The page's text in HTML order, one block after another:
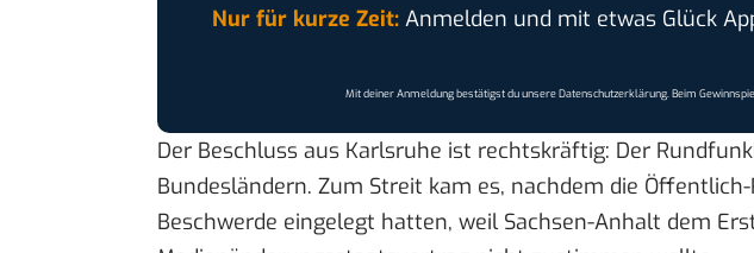
Nur für kurze Zeit:Anmelden und mit etwas Glück
Mit deiner Anmeldung bestätigst du unsereDatenschutzerklärung. Beim
Der Beschluss aus Karlsruhe ist rechtskräftig: Der
Bundesländern. Zum Streit kam es, nachdem die
Beschwerde eingelegt hatten, weil Sachsen-Anhalt dem